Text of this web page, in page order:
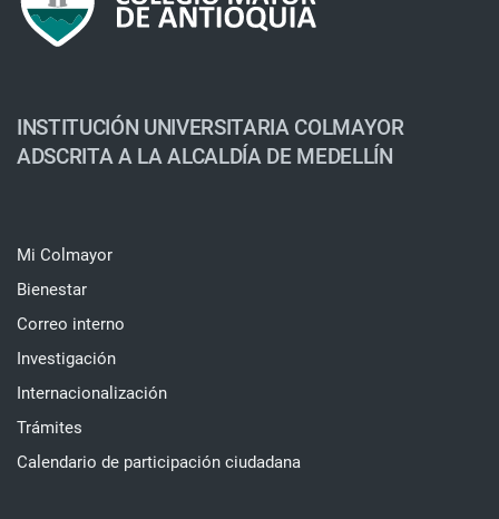
INSTITUCIÓN UNIVERSITARIA COLMAYOR
ADSCRITA A LA ALCALDÍA DE MEDELLÍN
Mi Colmayor
Bienestar
Correo interno
Investigación
Internacionalización
Trámites
Calendario de participación ciudadana